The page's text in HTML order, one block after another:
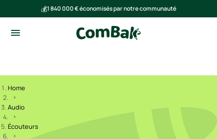
💰1 840 000 € économisés par notre communauté
Home
Audio
Écouteurs